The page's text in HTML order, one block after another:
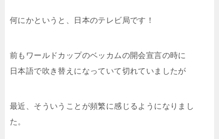
何にかというと、日本のテレビ局です！
前もワールドカップのベッカムの開会宣言の時に
日本語で吹き替えになっていて切れていましたが
最近、そういうことが頻繁に感じるようになりまし
た。